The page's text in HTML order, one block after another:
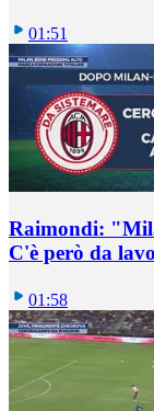
01:51
Raimondi:
C'è però da
01:58